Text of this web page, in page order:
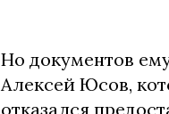
Но документов
Алексей Юсов,
отказался